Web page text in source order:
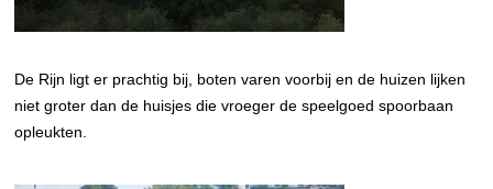
De Rijn ligt er prachtig bij, boten varen voorbij en de huizen lijken
niet groter dan de huisjes die vroeger de speelgoed spoorbaan
opleukten.